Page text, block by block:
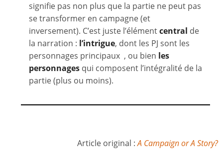
signifie pas non plus que la partie ne peut pas
se transformer en campagne (et
inversement). C’est juste l’élémentcentral de
la narration : l’intrigue, dont les PJ sont les
personnages principaux , ou bien les
personnages qui composent l’intégralité de la
partie (plus ou moins).
Article original :A Campaign or A Story?